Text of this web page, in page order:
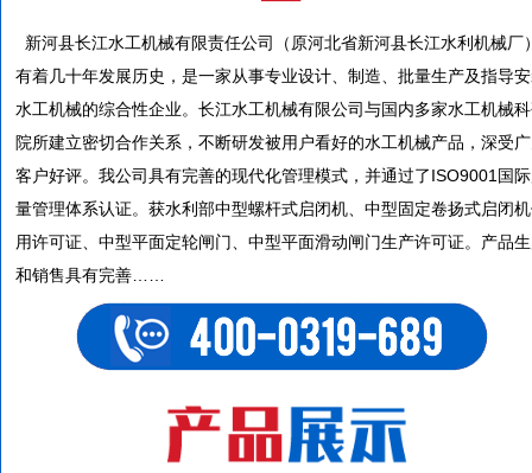
新河县长江水工机械有限责任公司（原河北省新河县长江水利机械厂
有着几十年发展历史，是一家从事专业设计、制造、批量生产及指导
水工机械的综合性企业。长江水工机械有限公司与国内多家水工机械
院所建立密切合作关系，不断研发被用户看好的水工机械产品，深受
客户好评。我公司具有完善的现代化管理模式，并通过了ISO9001国
量管理体系认证。获水利部中型螺杆式启闭机、中型固定卷扬式启闭
用许可证、中型平面定轮闸门、中型平面滑动闸门生产许可证。产品
和销售具有完善……